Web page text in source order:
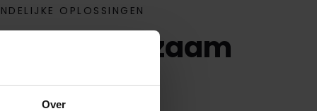
Over
OPLOSSINGEN
duurzaam
in?